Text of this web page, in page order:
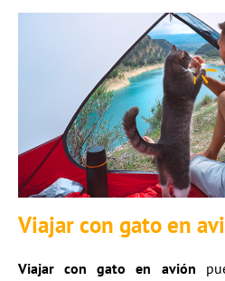
Viajar con gato en
Viajar con gato en avión